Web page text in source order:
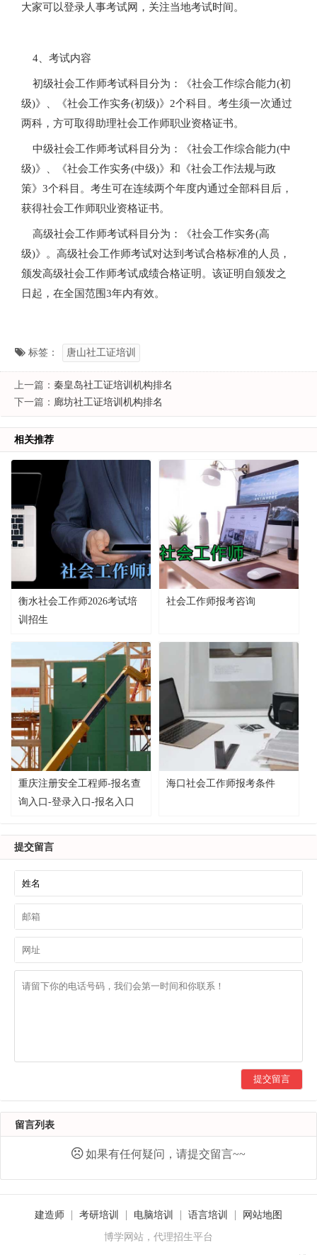
大家可以登录人事考试网，关注当地考试时间。
4、考试内容
初级社会工作师考试科目分为：《社会工作综合能力(初
级)》、《社会工作实务(初级)》2个科目。考生须一次通过
两科，方可取得助理社会工作师职业资格证书。
中级社会工作师考试科目分为：《社会工作综合能力(中
级)》、《社会工作实务(中级)》和《社会工作法规与政
策》3个科目。考生可在连续两个年度内通过全部科目后，
获得社会工作师职业资格证书。
高级社会工作师考试科目分为：《社会工作实务(高
级)》。高级社会工作师考试对达到考试合格标准的人员，
颁发高级社会工作师考试成绩合格证明。该证明自颁发之
日起，在全国范围3年内有效。
标签： 唐山社工证培训
上一篇： 秦皇岛社工证培训机构排名
下一篇： 廊坊社工证培训机构排名
相关推荐
衡水社会工作师2026考试培
训招生
社会工作师报考咨询
重庆注册安全工程师-报名查
询入口-登录入口-报名入口
海口社会工作师报考条件
提交留言
提交留言
留言列表
如果有任何疑问，请提交留言~~
建造师 考研培训 电脑培训 语言培训 网站地图
博学网站，代理招生平台